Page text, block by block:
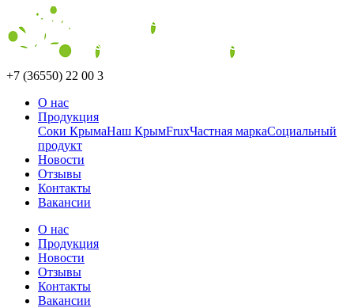
+7 (36550) 22 00 3
О нас
Продукция
Соки КрымаНаш КрымFruxЧастная маркаСоциальный
продукт
Новости
Отзывы
Контакты
Вакансии
О нас
Продукция
Новости
Отзывы
Контакты
Вакансии